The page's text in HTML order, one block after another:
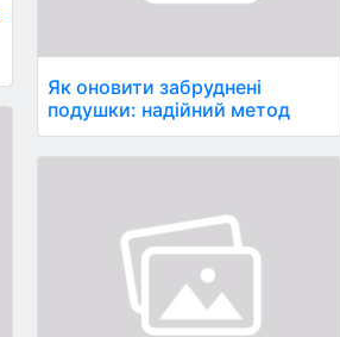
Як оновити забруднені
подушки: надійний метод